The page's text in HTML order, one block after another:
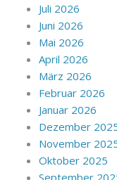
Juli 2026
Juni 2026
Mai 2026
April 2026
März 2026
Februar 2026
Januar 2026
Dezember
November
Oktober 2025
September